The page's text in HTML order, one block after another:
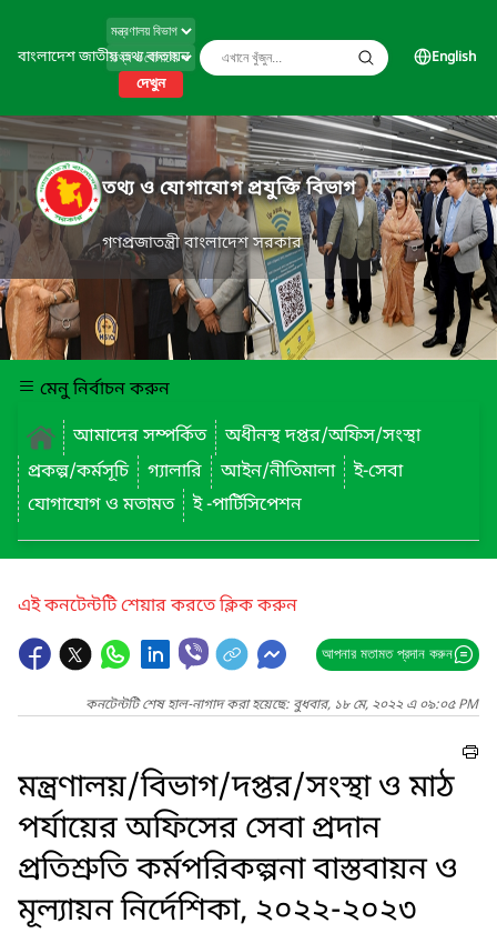
বাংলাদেশ জাতীয় তথ্য বাতায়ন
দেখুন
English
তথ্য ও যোগাযোগ প্রযুক্তি বিভাগ
গণপ্রজাতন্ত্রী বাংলাদেশ সরকার
মেনু নির্বাচন করুন
আমাদের সম্পর্কিত
অধীনস্থ দপ্তর/অফিস/সংস্থা
প্রকল্প/কর্মসূচি
গ্যালারি আইন/নীতিমালা
ই-সেবা
যোগাযোগ ও মতামত
ই -পার্টিসিপেশন
এই কনটেন্টটি শেয়ার করতে ক্লিক করুন
আপনার মতামত প্রদান করুন
কনটেন্টটি শেষ হাল-নাগাদ করা হয়েছে: বুধবার, ১৮ মে, ২০২২ এ ০৯:০৫ PM
মন্ত্রণালয়/বিভাগ/দপ্তর/সংস্থা ও মাঠ
পর্যায়ের অফিসের সেবা প্রদান
প্রতিশ্রুতি কর্মপরিকল্পনা বাস্তবায়ন ও
মূল্যায়ন নির্দেশিকা, ২০২২-২০২৩